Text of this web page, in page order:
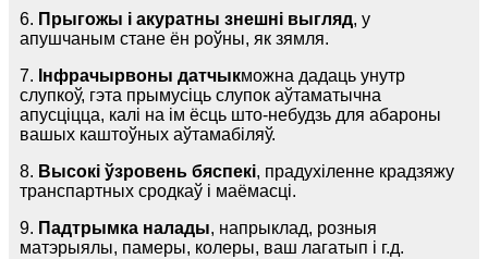
6. Прыгожы і акуратны знешні выгляд, у
апушчаным стане ён роўны, як зямля.
7. Інфрачырвоны датчыкможна дадаць унутр
слупкоў, гэта прымусіць слупок аўтаматычна
апусціцца, калі на ім ёсць што-небудзь для абароны
вашых каштоўных аўтамабіляў.
8. Высокі ўзровень бяспекі, прадухіленне крадзяжу
транспартных сродкаў і маёмасці.
9. Падтрымка налады, напрыклад, розныя
матэрыялы, памеры, колеры, ваш лагатып і г.д.